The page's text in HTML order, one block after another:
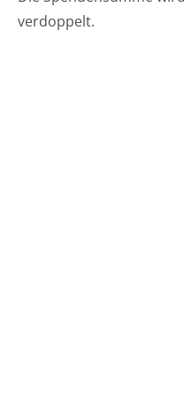
verdoppelt.